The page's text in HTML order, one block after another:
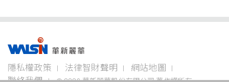
事業版圖
者專
華新
華新
隱私權政策 法律智財聲明
網站地圖
聯絡我們